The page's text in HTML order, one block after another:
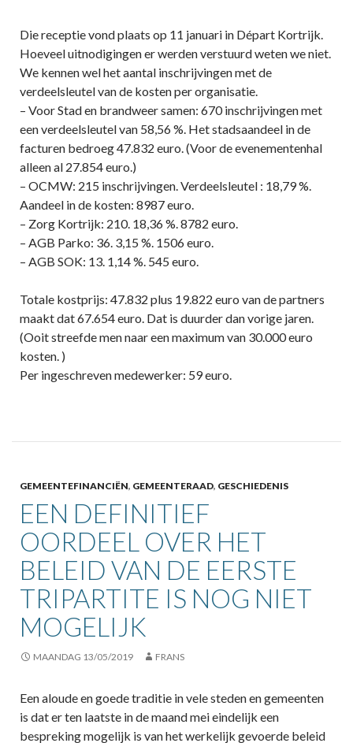
Die receptie vond plaats op 11 januari in Départ Kortrijk.
Hoeveel uitnodigingen er werden verstuurd weten we niet.
We kennen wel het aantal inschrijvingen met de
verdeelsleutel van de kosten per organisatie.
– Voor Stad en brandweer samen: 670 inschrijvingen met
een verdeelsleutel van 58,56 %. Het stadsaandeel in de
facturen bedroeg 47.832 euro. (Voor de evenementenhal
alleen al 27.854 euro.)
– OCMW: 215 inschrijvingen. Verdeelsleutel : 18,79 %.
Aandeel in de kosten: 8987 euro.
– Zorg Kortrijk: 210. 18,36 %. 8782 euro.
– AGB Parko: 36. 3,15 %. 1506 euro.
– AGB SOK: 13. 1,14 %. 545 euro.
Totale kostprijs: 47.832 plus 19.822 euro van de partners
maakt dat 67.654 euro. Dat is duurder dan vorige jaren.
(Ooit streefde men naar een maximum van 30.000 euro
kosten. )
Per ingeschreven medewerker: 59 euro.
GEMEENTEFINANCIËN, GEMEENTERAAD, GESCHIEDENIS
EEN DEFINITIEF
OORDEEL OVER HET
BELEID VAN DE EERSTE
TRIPARTITE IS NOG NIET
MOGELIJK
MAANDAG 13/05/2019 FRANS
Een aloude en goede traditie in vele steden en gemeenten
is dat er ten laatste in de maand mei eindelijk een
bespreking mogelijk is van het werkelijk gevoerde beleid